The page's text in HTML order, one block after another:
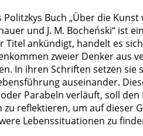
Politzkys Buch „Über die
und J. M. Bocheński“ ist
Titel ankündigt, handelt es
zweier Denker aus
In ihren Schriften setzen
auseinander.
Parabeln verläuft, soll
zu reflektieren, um auf dieser
Lebenssituationen zu